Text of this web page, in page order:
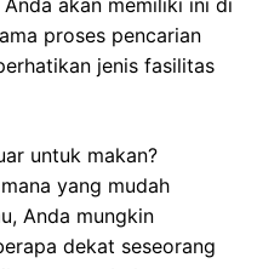
proses pencarian
jenis fasilitas
untuk makan?
yang mudah
Anda mungkin
dekat seseorang